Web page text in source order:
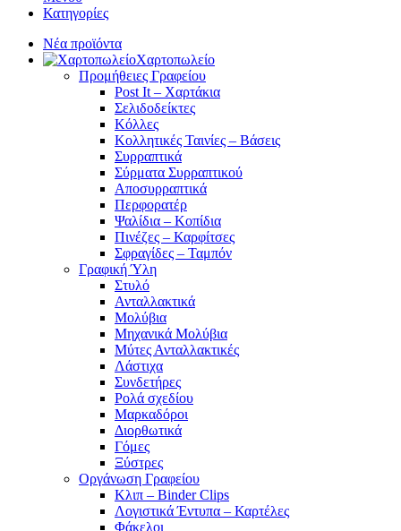
Κατηγορίες
Νέα προϊόντα
Χαρτοπωλείο
Προμήθειες Γραφείου
Post It – Χαρτάκια
Σελιδοδείκτες
Κόλλες
Κολλητικές Ταινίες – Βάσεις
Συρραπτικά
Σύρματα Συρραπτικού
Αποσυρραπτικά
Περφορατέρ
Ψαλίδια – Κοπίδια
Πινέζες – Καρφίτσες
Σφραγίδες – Ταμπόν
Γραφική Ύλη
Στυλό
Ανταλλακτικά
Μολύβια
Μηχανικά Μολύβια
Μύτες Ανταλλακτικές
Λάστιχα
Συνδετήρες
Ρολά σχεδίου
Μαρκαδόροι
Διορθωτικά
Γόμες
Ξύστρες
Οργάνωση Γραφείου
Κλιπ – Binder Clips
Λογιστικά Έντυπα – Καρτέλες
Φάκελοι